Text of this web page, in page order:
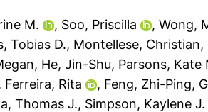
M. , Soo, Priscilla , Wong,
Tobias D., Montellese, Christian,
, He, Jin-Shu, Parsons, Kate
, Ferreira, Rita , Feng, Zhi-Ping,
Thomas J., Simpson, Kaylene J.